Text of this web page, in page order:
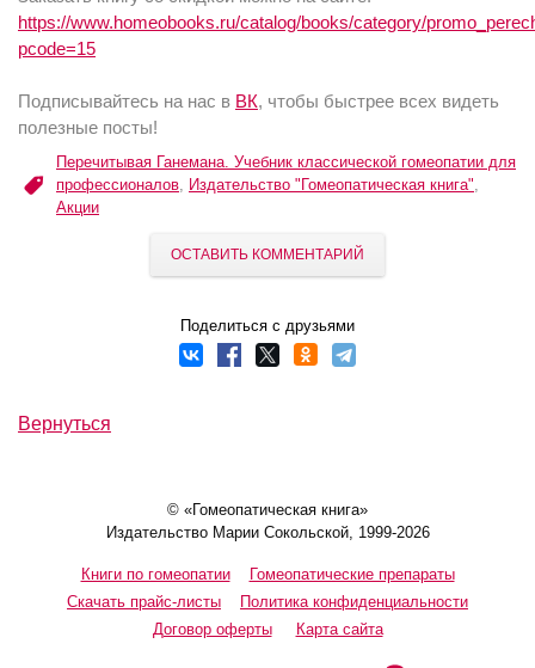
https://www.homeobooks.ru/catalog/books/category/
pcode=15
Подписывайтесь на нас в ВК, чтобы быстрее всех видеть
полезные посты!
Перечитывая Ганемана. Учебник классической гомеопатии для
профессионалов, Издательство "Гомеопатическая книга",
Акции
ОСТАВИТЬ КОММЕНТАРИЙ
Поделиться с друзьями
Вернуться
© «Гомеопатическая книга»
Издательство Марии Сокольской, 1999-2026
Книги по гомеопатии
Гомеопатические препараты
Скачать прайс-листы
Политика конфиденциальности
Договор оферты
Карта сайта